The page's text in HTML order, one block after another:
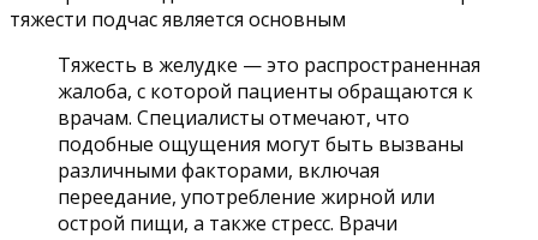
тяжести подчас является основным
Тяжесть в желудке — это распространенная
жалоба, с которой пациенты обращаются к
врачам. Специалисты отмечают, что
подобные ощущения могут быть вызваны
различными факторами, включая
переедание, употребление жирной или
острой пищи, а также стресс. Врачи